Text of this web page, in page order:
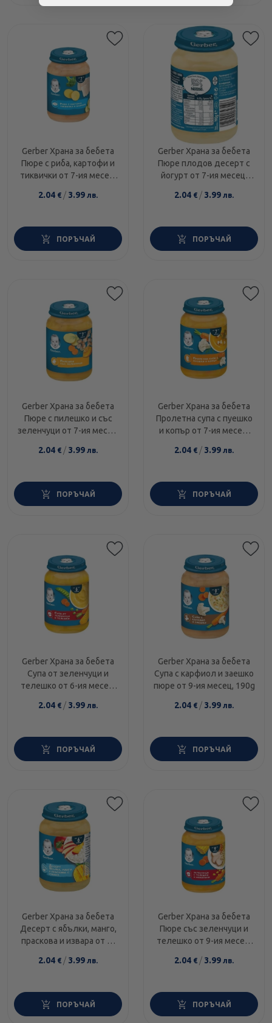
Gerber Храна за бебета
Пюре с риба, картофи и
тиквички от 7-ия месец,
2.04 € / 3.99 лв.
ПОРЪЧАЙ
Gerber Храна за бебета
Пюре плодов десерт с
йогурт от 7-ия месец,
2.04 € / 3.99 лв.
ПОРЪЧАЙ
Gerber Храна за бебета
Пюре с пилешко и със
зеленчуци от 7-ия месец,
2.04 € / 3.99 лв.
ПОРЪЧАЙ
Gerber Храна за бебета
Пролетна супа с пуешко
и копър от 7-ия месец,
2.04 € / 3.99 лв.
ПОРЪЧАЙ
Gerber Храна за бебета
Супа от зеленчуци и
телешко от 6-ия месец,
2.04 € / 3.99 лв.
ПОРЪЧАЙ
Gerber Храна за бебета
Супа с карфиол и заешко
пюре от 9-ия месец, 190g
2.04 € / 3.99 лв.
ПОРЪЧАЙ
Gerber Храна за бебета
Десерт с ябълки, манго,
праскова и извара от 6-
2.04 € / 3.99 лв.
ПОРЪЧАЙ
Gerber Храна за бебета
Пюре със зеленчуци и
телешко от 9-ия месец,
2.04 € / 3.99 лв.
ПОРЪЧАЙ